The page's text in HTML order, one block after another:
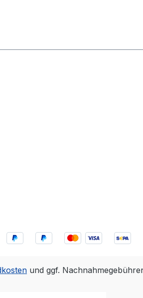
und ggf.